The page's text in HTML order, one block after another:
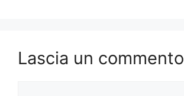
Lascia un commento